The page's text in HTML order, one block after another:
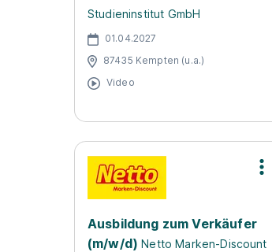
Studieninstitut GmbH
01.04.2027
87435 Kempten (u.a.)
Video
Ausbildung zum Verkäufer
(m/w/d) Netto Marken-Discount